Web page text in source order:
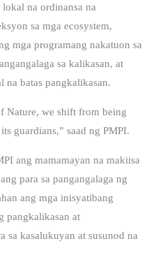
na ordinansa na
sa mga ecosystem,
mga programang nakatuon sa
sa kalikasan, at
na batas pangkalikasan.
Nature, we shift from being
guardians,” saad ng PMPI.
ang mamamayan na makiisa
para sa pangangalaga ng
ang mga inisyatibang
pangkalikasan at
sa kasalukuyan at susunod na